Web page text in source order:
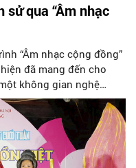
qua “Âm nhạc
“Âm nhạc cộng đồng”
đã mang đến cho
không gian nghệ
lương, ca cổ, tân cổ và
không gian của phố đi bộ
có sự giao lưu của các
tạo nên cuộc gặp gỡ